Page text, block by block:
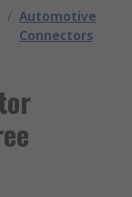
/ Automotive
Connectors